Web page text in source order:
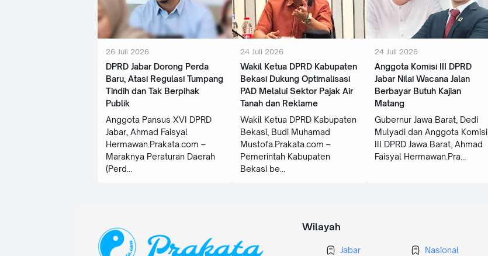
26 Juli 2026
‎DPRD Jabar Dorong Perda
Baru, Atasi Regulasi Tumpang
Tindih dan Tak Berpihak
Publik
‎Anggota Pansus XVI DPRD
Jabar, Ahmad Faisyal
Hermawan.Prakata.com –
Maraknya Peraturan Daerah
(Perd
24 Juli 2026
Wakil Ketua DPRD Kabupaten
Bekasi Dukung Optimalisasi
PAD Melalui Sektor Pajak Air
Tanah dan Reklame
Wakil Ketua DPRD Kabupaten
Bekasi, Budi Muhamad
Mustofa.Prakata.com –
Pemerintah Kabupaten
Bekasi be
24 Juli 2026
‎Anggota Komisi III DPRD
Jabar Nilai Wacana Jalan
Berbayar Butuh Kajian
Matang ‎
Gubernur Jawa Barat, Dedi
Mulyadi dan Anggota Komisi
III DPRD Jawa Barat, Ahmad
Faisyal Hermawan.Pra
Wilayah
Jabar Nasional